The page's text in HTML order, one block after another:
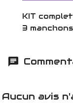
KIT
3
Aucun avis